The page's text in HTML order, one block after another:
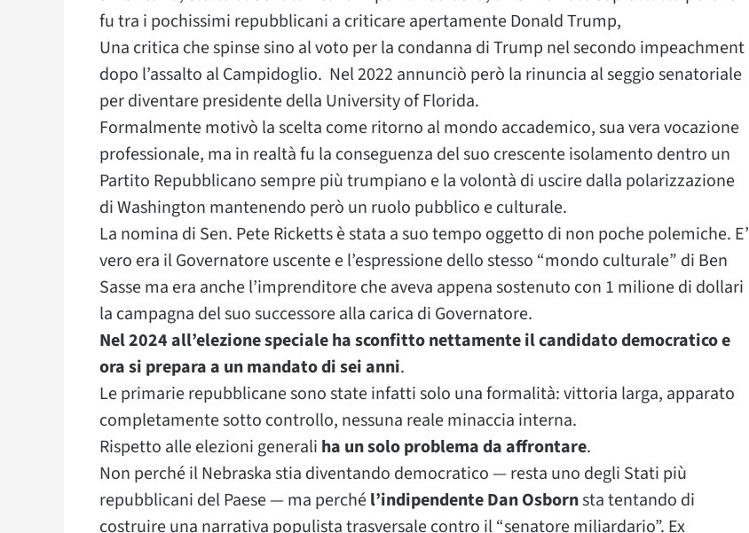
fu tra i pochissimi repubblicani a criticare apertamente Donald Trump,
Una critica che spinse sino al voto per la condanna di Trump nel secondo impeachment
dopo l’assalto al Campidoglio. Nel 2022 annunciò però la rinuncia al seggio senatoriale
per diventare presidente della University of Florida.
Formalmente motivò la scelta come ritorno al mondo accademico, sua vera vocazione
professionale, ma in realtà fu la conseguenza del suo crescente isolamento dentro un
Partito Repubblicano sempre più trumpiano e la volontà di uscire dalla polarizzazione
di Washington mantenendo però un ruolo pubblico e culturale.
La nomina di Sen. Pete Ricketts è stata a suo tempo oggetto di non poche polemiche. E’
vero era il Governatore uscente e l’espressione dello stesso “mondo culturale” di Ben
Sasse ma era anche l’imprenditore che aveva appena sostenuto con 1 milione di dollari
la campagna del suo successore alla carica di Governatore.
Nel 2024 all’elezione speciale ha sconfitto nettamente il candidato democratico e
ora si prepara a un mandato di sei anni.
Le primarie repubblicane sono state infatti solo una formalità: vittoria larga, apparato
completamente sotto controllo, nessuna reale minaccia interna.
Rispetto alle elezioni generali ha un solo problema da affrontare.
Non perché il Nebraska stia diventando democratico — resta uno degli Stati più
repubblicani del Paese — ma perchél’indipendente Dan Osbornsta tentando di
costruire una narrativa populista trasversale contro il “senatore miliardario”. Ex